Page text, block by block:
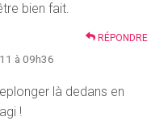
bien fait.
RÉPONDRE
à 09h36
là dedans en
!